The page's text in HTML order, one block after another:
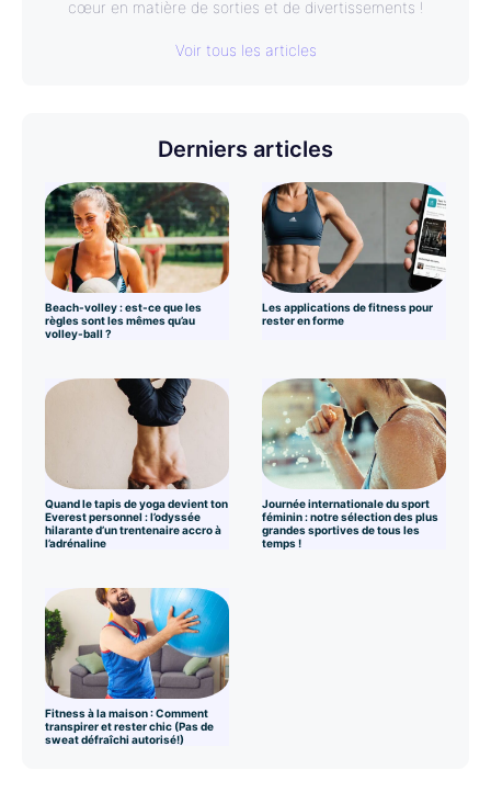
cœur en matière de sorties et de divertissements !
Voir tous les articles
Derniers articles
Beach-volley : est-ce que les
règles sont les mêmes qu’au
volley-ball ?
Les applications de fitness pour
rester en forme
Quand le tapis de yoga devient ton
Everest personnel : l’odyssée
hilarante d’un trentenaire accro à
l’adrénaline
Journée internationale du sport
féminin : notre sélection des plus
grandes sportives de tous les
temps !
Fitness à la maison : Comment
transpirer et rester chic (Pas de
sweat défraîchi autorisé!)